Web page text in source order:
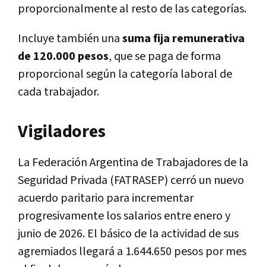
proporcionalmente al resto de las categorías.
Incluye también unasuma fija remunerativa
de 120.000 pesos, que se paga de forma
proporcional según la categoría laboral de
cada trabajador.
Vigiladores
La Federación Argentina de Trabajadores de la
Seguridad Privada (FATRASEP) cerró un nuevo
acuerdo paritario para incrementar
progresivamente los salarios entre enero y
junio de 2026. El básico de la actividad de sus
agremiados llegará a 1.644.650 pesos por mes